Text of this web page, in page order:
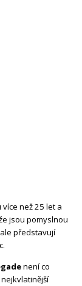
než 25 let a
jsou pomyslnou
představují
není co